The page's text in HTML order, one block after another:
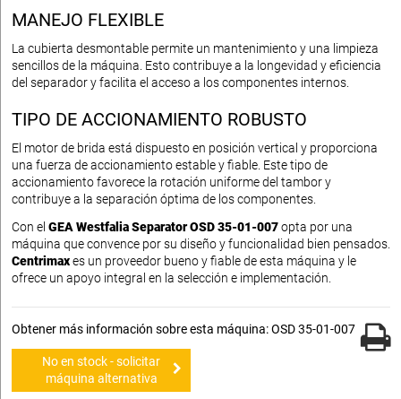
MANEJO FLEXIBLE
La cubierta desmontable permite un mantenimiento y una limpieza
sencillos de la máquina. Esto contribuye a la longevidad y eficiencia
del separador y facilita el acceso a los componentes internos.
TIPO DE ACCIONAMIENTO ROBUSTO
El motor de brida está dispuesto en posición vertical y proporciona
una fuerza de accionamiento estable y fiable. Este tipo de
accionamiento favorece la rotación uniforme del tambor y
contribuye a la separación óptima de los componentes.
Con el GEA Westfalia Separator OSD 35-01-007opta por una
máquina que convence por su diseño y funcionalidad bien pensados.
Centrimaxes un proveedor bueno y fiable de esta máquina y le
ofrece un apoyo integral en la selección e implementación.
Obtener más información sobre esta máquina: OSD 35-01-007
No en stock - solicitar
máquina alternativa